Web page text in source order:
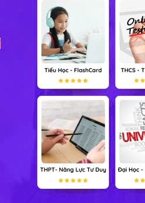
- Địa lí 8 giúp các em có thể
số tự nhiên trong 50 năm qua
1990